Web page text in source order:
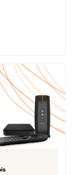
mois, Engagement 12 mois